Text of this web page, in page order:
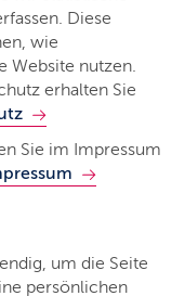
Diese
wie
Website nutzen.
erhalten Sie
Sie im Impressum
um die Seite
persönlichen